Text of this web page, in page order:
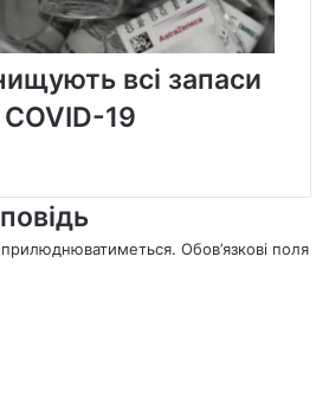
всі запаси
19
Обов’язкові поля